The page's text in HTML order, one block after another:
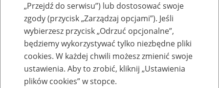
Błąd 404
Przejdź do strony głównej
„Przejdź do serwisu”) lub dostosować swoje
zgody (przycisk „Zarządzaj opcjami”). Jeśli
wybierzesz przycisk „Odrzuć opcjonalne”,
będziemy wykorzystywać tylko niezbędne pliki
cookies. W każdej chwili możesz zmienić swoje
ustawienia. Aby to zrobić, kliknij „Ustawienia
plików cookies” w stopce.